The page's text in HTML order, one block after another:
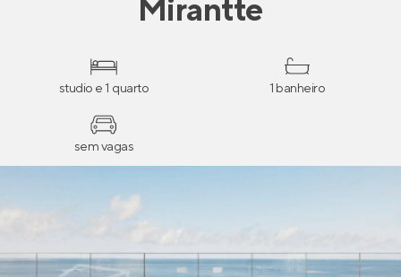
Mirantte
studio e 1 quarto 1 banheiro
sem vagas